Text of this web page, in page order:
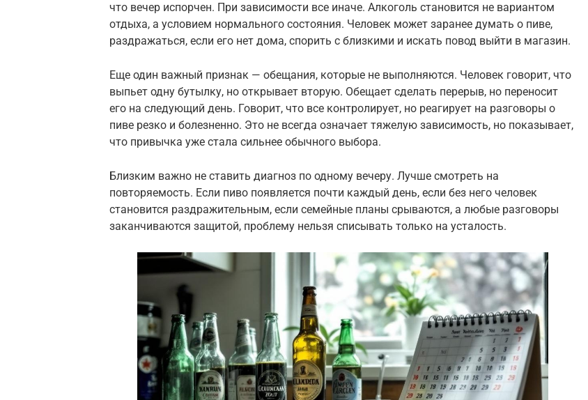
что вечер испорчен. При зависимости все иначе. Алкоголь становится не вариантом
отдыха, а условием нормального состояния. Человек может заранее думать о пиве,
раздражаться, если его нет дома, спорить с близкими и искать повод выйти в магазин.
Еще один важный признак — обещания, которые не выполняются. Человек говорит, что
выпьет одну бутылку, но открывает вторую. Обещает сделать перерыв, но переносит
его на следующий день. Говорит, что все контролирует, но реагирует на разговоры о
пиве резко и болезненно. Это не всегда означает тяжелую зависимость, но показывает,
что привычка уже стала сильнее обычного выбора.
Близким важно не ставить диагноз по одному вечеру. Лучше смотреть на
повторяемость. Если пиво появляется почти каждый день, если без него человек
становится раздражительным, если семейные планы срываются, а любые разговоры
заканчиваются защитой, проблему нельзя списывать только на усталость.